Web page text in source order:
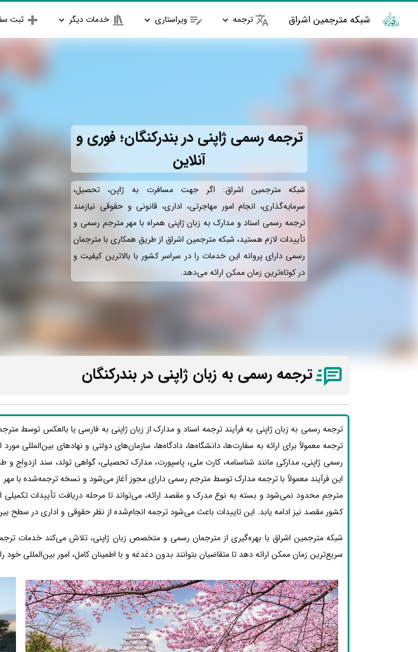
شبکه مترجمین اشراق ترجمه ویراستاری خدمات دیگر ثبت
ترجمه رسمی ژاپنی در بندرکنگان؛ فوری و
آنلاین
شبکه مترجمین اشراق: اگر جهت مسافرت به ژاپن، تحصیل،
سرمایه‌گذاری، انجام امور مهاجرتی، اداری، قانونی و حقوقی نیازمند
ترجمه رسمی اسناد و مدارک به زبان ژاپنی همراه با مهر مترجم رسمی و
تأییدات لازم هستید، شبکه مترجمین اشراق از طریق همکاری با مترجمان
رسمی دارای پروانه این خدمات را در سراسر کشور با بالاترین کیفیت و
در کوتاه‌ترین زمان ممکن ارائه می‌دهد.
ترجمه رسمی به زبان ژاپنی در بندرکنگان
ترجمه رسمی به زبان ژاپنی به فرآیند ترجمه اسناد و مدارک از زبان ژاپنی به فارسی یا بالعکس توسط
ترجمه معمولاً برای ارائه به سفارت‌ها، دانشگاه‌ها، دادگاه‌ها، سازمان‌های دولتی و نهادهای بین‌المللی
رسمی ژاپنی، مدارکی مانند شناسنامه، کارت ملی، پاسپورت، مدارک تحصیلی، گواهی تولد، سند
این فرآیند معمولاً با ترجمه مدارک توسط مترجم رسمی دارای مجوز آغاز می‌شود و نسخه ترجمه‌شده با
مترجم محدود نمی‌شود و بسته به نوع مدرک و مقصد ارائه، می‌تواند تا مرحله دریافت تأییدات
کشور مقصد نیز ادامه یابد. این تاییدات باعث می‌شود ترجمه انجام‌شده از نظر حقوقی و اداری در سطح
شبکه مترجمین اشراق با بهره‌گیری از مترجمان رسمی و متخصص زبان ژاپنی، تلاش می‌کند خدمات
سریع‌ترین زمان ممکن ارائه دهد تا متقاضیان بتوانند بدون دغدغه و با اطمینان کامل، امور بین‌المللی خود